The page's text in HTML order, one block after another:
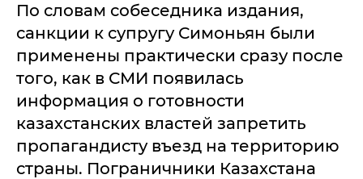
По словам собеседника издания,
санкции к супругу Симоньян были
применены практически сразу после
того, как в СМИ появилась
информация о готовности
казахстанских властей запретить
пропагандисту въезд на территорию
страны. Пограничники Казахстана